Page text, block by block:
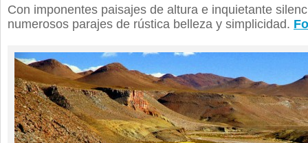
Con imponentes paisajes de altura e inquietante
numerosos parajes de rústica belleza y simplicidad.